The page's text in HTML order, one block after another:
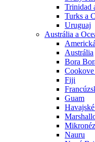
Trinidad
Turks a
Uruguaj
Austrália a
Austrália
Bora
Fiji
Guam
Nauru